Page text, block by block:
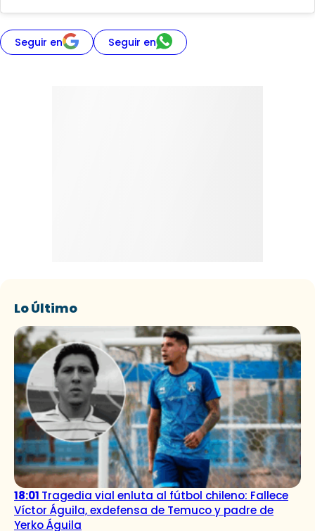
Seguir en Seguir en
Lo Último
18:01 Tragedia vial enluta al fútbol chileno: Fallece
Víctor Águila, exdefensa de Temuco y padre de
Yerko Águila